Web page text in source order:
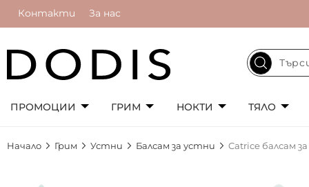
Контакти За нас
ПРОМОЦИИ ГРИМ НОКТИ ТЯЛО
Начало Грим Устни Балсам за устни Catrice балсам